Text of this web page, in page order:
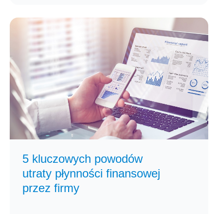
5 kluczowych powodów
utraty płynności finansowej
przez firmy